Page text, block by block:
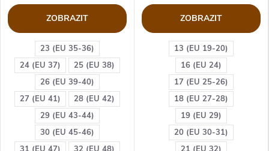
23 (EU 35-36)
24 (EU 37)
25 (EU 38)
26 (EU 39-40)
27 (EU 41)
28 (EU 42)
29 (EU 43-44)
30 (EU 45-46)
ZOBRAZIT
13 (EU 19-20)
16 (EU 24)
17 (EU 25-26)
18 (EU 27-28)
19 (EU 29)
20 (EU 30-31)
ZOBRAZIT